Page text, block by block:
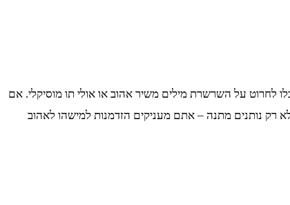
על השרשרת מילים משיר אהוב או אולי תו מוסיקלי. אם
רק נותנים מתנה – אתם מעניקים הזדמנות למישהו לאהוב